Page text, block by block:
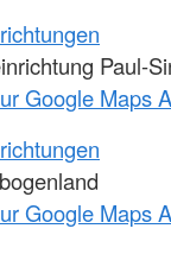
Paul-
Google Maps
Google Maps